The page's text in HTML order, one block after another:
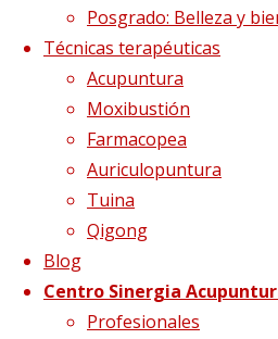
Posgrado: Belleza y
Técnicas terapéuticas
Acupuntura
Moxibustión
Farmacopea
Auriculopuntura
Tuina
Qigong
Blog
Centro Sinergia
Profesionales
Tamaño